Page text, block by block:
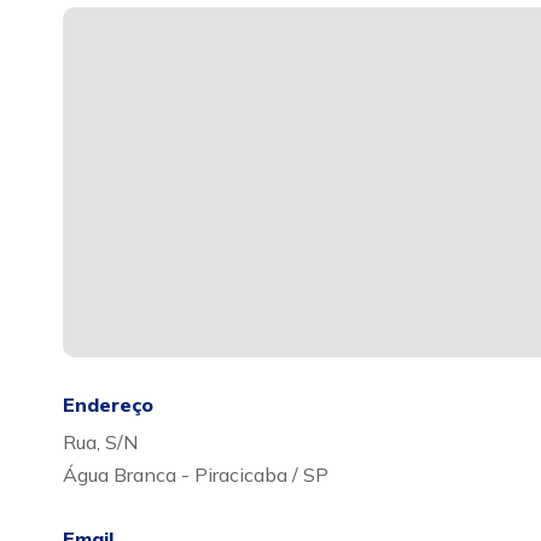
Endereço
Rua, S/N
Água Branca - Piracicaba / SP